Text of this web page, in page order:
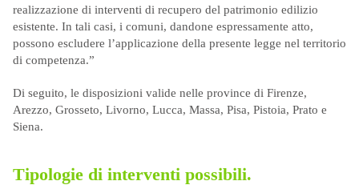
realizzazione di interventi di recupero del patrimonio edilizio
esistente. In tali casi, i comuni, dandone espressamente atto,
possono escludere l’applicazione della presente legge nel territorio
di competenza.”
Di seguito, le disposizioni valide nelle province di Firenze,
Arezzo, Grosseto, Livorno, Lucca, Massa, Pisa, Pistoia, Prato e
Siena.
Tipologie di interventi possibili.